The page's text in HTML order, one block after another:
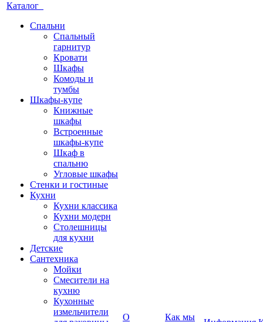
Каталог
Спальни
Спальный
гарнитур
Кровати
Шкафы
Комоды и
тумбы
Шкафы-купе
Книжные
шкафы
Встроенные
шкафы-купе
Шкаф в
спальню
Угловые шкафы
Стенки и гостиные
Кухни
Кухни классика
Кухни модерн
Столешницы
для кухни
Детские
Сантехника
Мойки
Смесители на
кухню
Кухонные
измельчители
О
Как мы